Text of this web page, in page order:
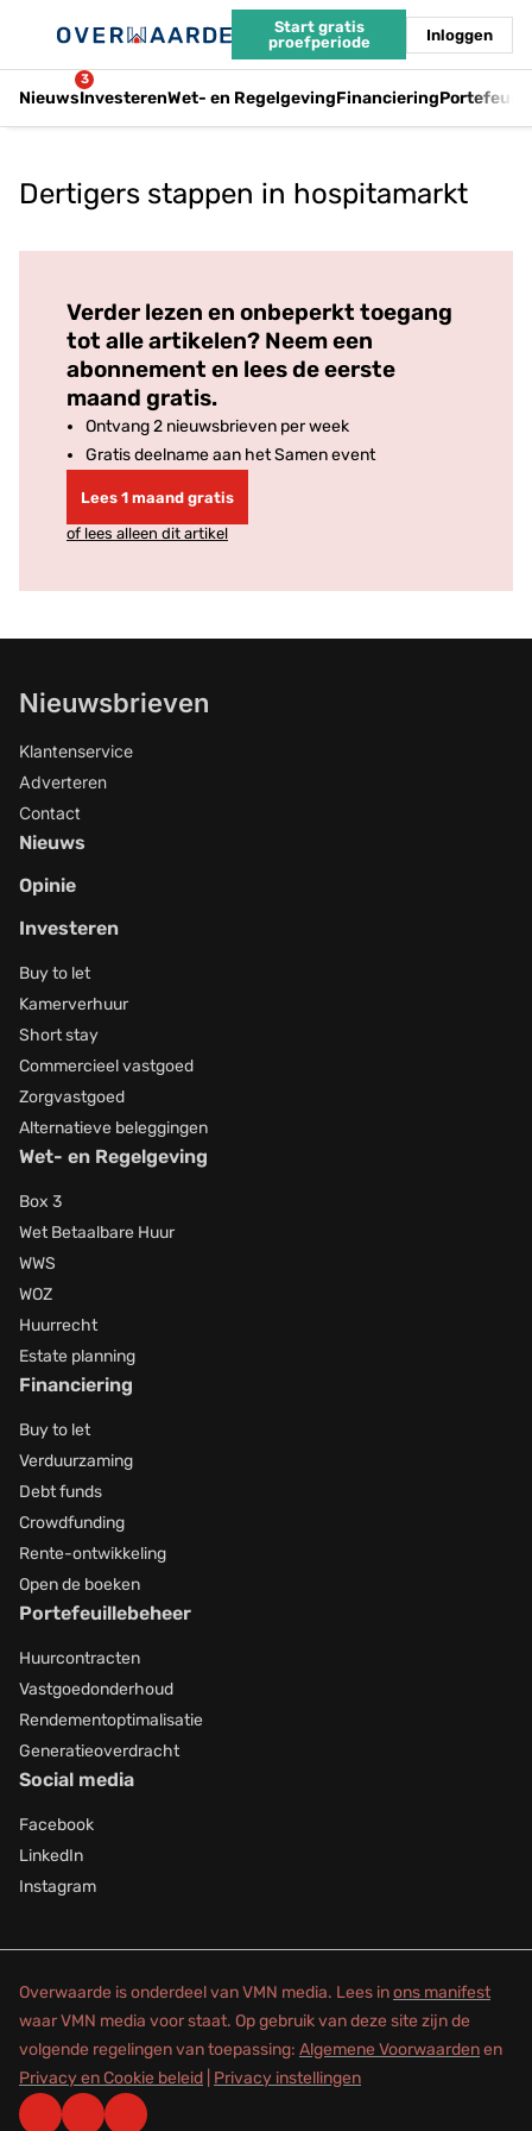
Start gratis
proefperiode
Inloggen
Nieuws
3
InvesterenWet- en RegelgevingFinanciering
Dertigers stappen in hospitamarkt
Verder lezen en onbeperkt toegang
tot alle artikelen? Neem een
abonnement en lees de eerste
maand gratis.
Ontvang 2 nieuwsbrieven per week
Gratis deelname aan het Samen event
Lees 1 maand gratis
of lees alleen dit artikel
Nieuwsbrieven
Klantenservice
Adverteren
Contact
Nieuws
Opinie
Investeren
Buy to let
Kamerverhuur
Short stay
Commercieel vastgoed
Zorgvastgoed
Alternatieve beleggingen
Wet- en Regelgeving
Box 3
Wet Betaalbare Huur
WWS
WOZ
Huurrecht
Estate planning
Financiering
Buy to let
Verduurzaming
Debt funds
Crowdfunding
Rente-ontwikkeling
Open de boeken
Portefeuillebeheer
Huurcontracten
Vastgoedonderhoud
Rendementoptimalisatie
Generatieoverdracht
Social media
Facebook
LinkedIn
Instagram
Overwaarde is onderdeel van VMN media. Lees inons manifest
waar VMN media voor staat. Op gebruik van deze site zijn de
volgende regelingen van toepassing: Algemene Voorwaardenen
Privacy en Cookie beleid Privacy instellingen